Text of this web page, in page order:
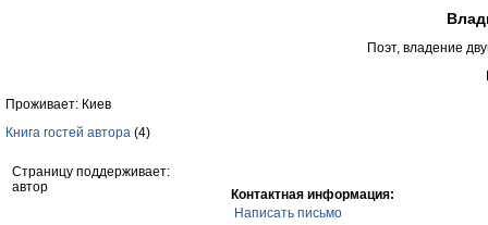
Поэт, владение
Проживает: Киев
Книга гостей автора (4)
Страницу поддерживает:
автор
Контактная информация:
Написать письмо